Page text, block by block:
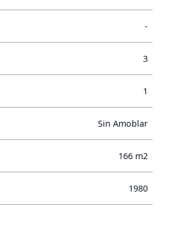
-
3
1
Sin Amoblar
166 m2
1980